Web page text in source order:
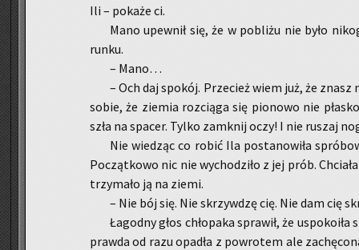
Ili – po­ka­że ci.
Mano upew­nił się, że w po­bli­żu nie było
run­ku.
– Mano…
– Och daj spo­kój. Prze­cież wiem już, że znasz
sobie, że zie­mia roz­cią­ga się pio­no­wo nie
szła na spa­cer. Tylko za­mknij oczy! I nie ru­szaj
Nie wie­dząc co robić Ila po­sta­no­wi­ła
Po­cząt­ko­wo nic nie wy­cho­dzi­ło z jej prób.
trzy­ma­ło ją na ziemi.
– Nie bój się. Nie skrzyw­dzę cię. Nie dam cię
Ła­god­ny głos chło­pa­ka spra­wił, że
praw­da od razu opa­dła z po­wro­tem ale